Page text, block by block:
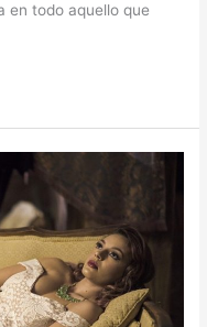
en todo aquello que